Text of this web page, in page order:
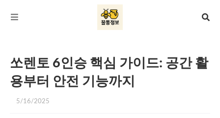
쏘렌토 6인승 핵심 가이드: 공간 활
용부터 안전 기능까지
5/16/2025